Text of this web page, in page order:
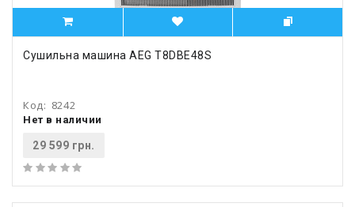
Сушильна машина AEG T8DBE48S
Код: 8242
Нет в наличии
29 599 грн.